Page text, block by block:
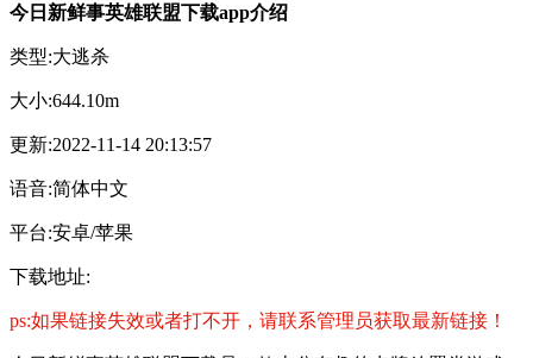
今日新鲜事英雄联盟下载app介绍
类型:大逃杀
大小:644.10m
更新:2022-11-14 20:13:57
语音:简体中文
平台:安卓/苹果
下载地址:
ps:如果链接失效或者打不开，请联系管理员获取最新链接！